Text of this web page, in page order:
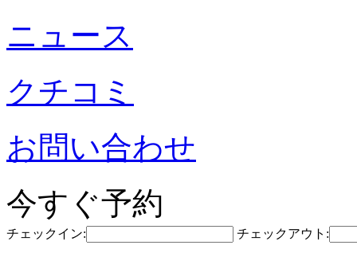
ニュース
クチコミ
お問い合わせ
今すぐ予約
チェックイン: チェックアウト: